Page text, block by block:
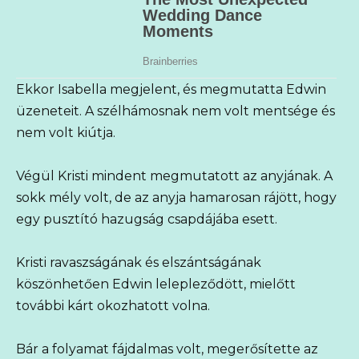
Ekkor Isabella megjelent, és megmutatta Edwin
üzeneteit. A szélhámosnak nem volt mentsége és
nem volt kiútja.
Végül Kristi mindent megmutatott az anyjának. A
sokk mély volt, de az anyja hamarosan rájött, hogy
egy pusztító hazugság csapdájába esett.
Kristi ravaszságának és elszántságának
köszönhetően Edwin lelepleződött, mielőtt
további kárt okozhatott volna.
Bár a folyamat fájdalmas volt, megerősítette az